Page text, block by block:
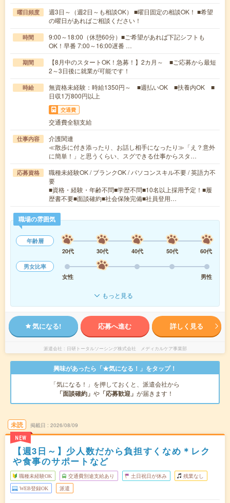
曜日頻度
週3日～（週2日～も相談OK） ■曜日固定の相談OK！ ■希望
の曜日があればご相談ください！
時間
9:00～18:00（休憩60分）■ご希望があれば下記シフトも
OK！早番 7:00～16:00遅番 …
期間
【8月中のスタートOK！急募！】2カ月～ ■ご応募から最短
2～3日後に就業が可能です！
時給
無資格未経験：時給1350円～ ■週払いOK ■扶養内OK ■
日収1万800円以上
交通費
交通費全額支給
仕事内容
介護関連
≪散歩に付き添ったり、お話し相手になったり≫「え？意外
に簡単！」と思うくらい、スグできる仕事からスタ…
応募資格
職種未経験OK / ブランクOK / パソコンスキル不要 / 英語力不
要
■資格・経験・年齢不問■学歴不問■10名以上採用予定！■履
歴書不要■面談確約■社会保険完備■社員登用…
職場の雰囲気
年齢層
20代
30代 40代 50代
60代
男女比率
女性
男性
もっと見る
気になる! 応募へ進む 詳しく見る
派遣会社 日研トータルソーシング株式会社 メディカルケア事業部
興味があったら「★気になる！」をタップ！
「気になる！」を押しておくと、派遣会社から
「面談確約」 や 「応募歓迎」 が届きます！
未読
NEW
掲載日 2026/08/09
【週3日～】少人数だから負担すくなめ＊レク
や食事のサポートなど
職種未経験OK 交通費別途支給あり 土日祝日が休み 残業なし
WEB登録OK 派遣